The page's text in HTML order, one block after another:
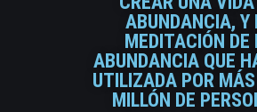
ABUNDANCIA, Y
MEDITACIÓN DE
ABUNDANCIA QUE
UTILIZADA POR
MILLÓN DE